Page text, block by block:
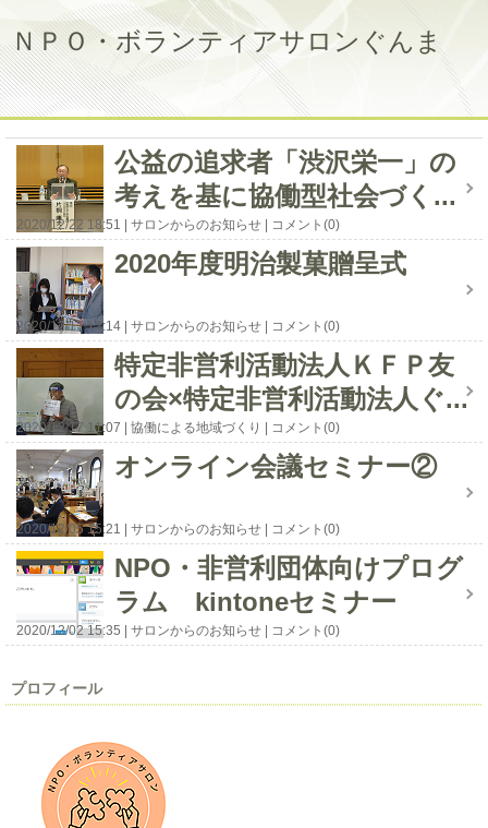
ＮＰＯ・ボランティアサロンぐんま
公益の追求者「渋沢栄一」の
考えを基に協働型社会づく...
2020/12/22 18:51 サロンからのお知らせ コメント(0)
2020年度明治製菓贈呈式
2020/12/17 12:14 サロンからのお知らせ コメント(0)
特定非営利活動法人ＫＦＰ友
の会×特定非営利活動法人ぐ...
2020/12/17 11:07 協働による地域づくり コメント(0)
オンライン会議セミナー②
2020/12/05 15:21 サロンからのお知らせ コメント(0)
NPO・非営利団体向けプログ
ラム kintoneセミナー
2020/12/02 15:35 サロンからのお知らせ コメント(0)
プロフィール